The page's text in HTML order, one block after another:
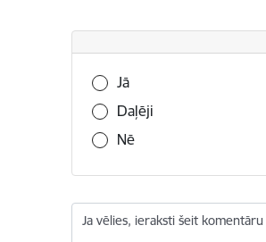
Vai šī informācija bija
Jā
Daļēji
Nē
Ja vēlies, ieraksti šeit komentāru